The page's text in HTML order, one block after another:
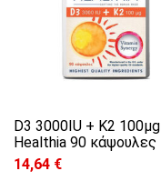
D3 3000IU + K2 100μg
Healthia 90 κάψουλες
14,64 €